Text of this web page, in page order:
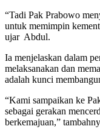
“Tadi Pak Prabowo
untuk memimpin
ujar Abdul.
Ia menjelaskan dalam
melaksanakan dan
adalah kunci
“Kami sampaikan ke
sebagai gerakan
berkemajuan,”